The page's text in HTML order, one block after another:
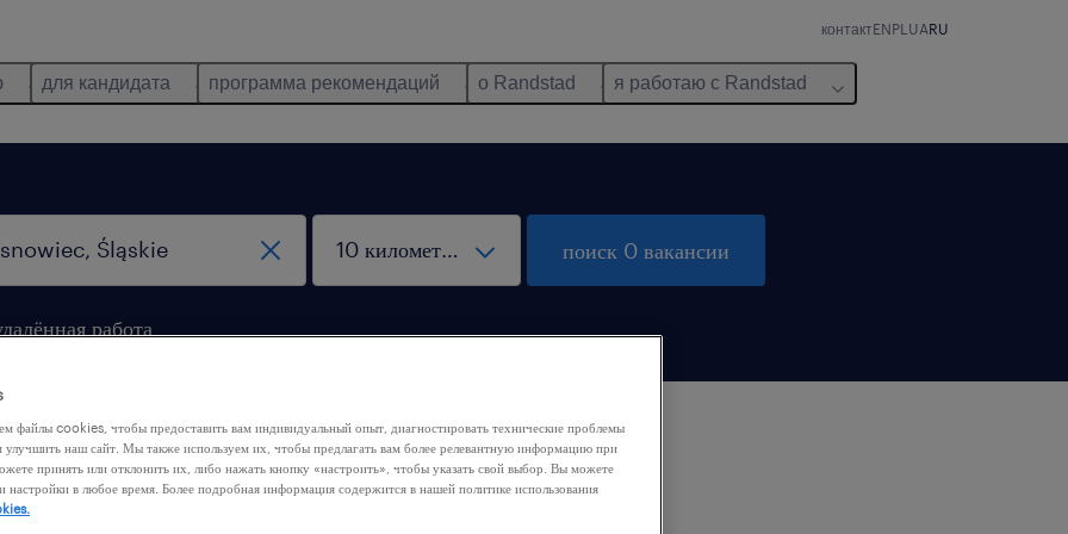
контактENPL UARU
для кандидата программа рекомендаций о Randstad я работаю с Randstad
работа
поиск 0 вакансии
никакой работы с этими фильтрами. Попробуйте
файлы cookies, чтобы предоставить вам индивидуальный опыт, диагностировать технические проблемы
наш сайт. Мы также используем их, чтобы предлагать вам более релевантную информацию при
принять или отклонить их, либо нажать кнопку «настроить», чтобы указать свой выбор. Вы можете
настройки в любое время. Более подробная информация содержится в нашей политике использования